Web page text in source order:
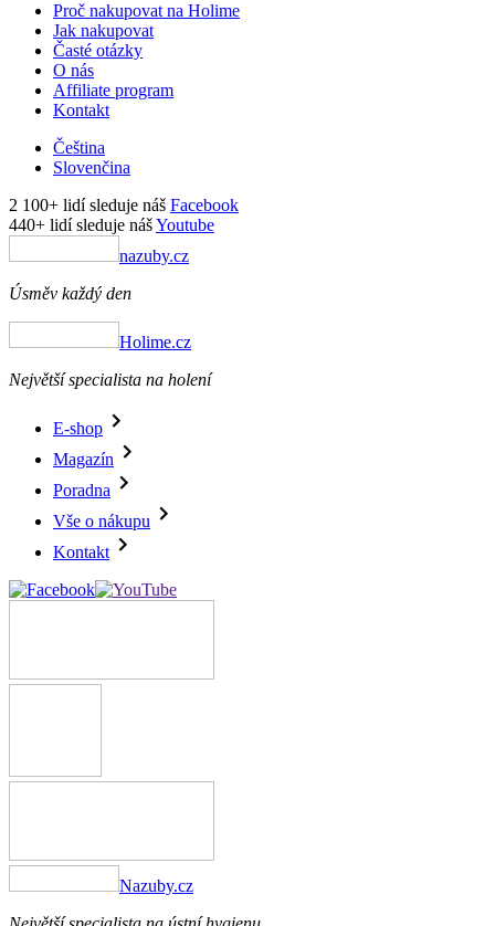
Proč nakupovat na Holime
Jak nakupovat
Časté otázky
O nás
Affiliate program
Kontakt
Čeština
Slovenčina
2 100+ lidí sleduje náš Facebook
440+ lidí sleduje nášYoutube
nazuby.cz
Úsměv každý den
Holime.cz
Největší specialista na holení
E-shop
Magazín
Poradna
Vše o nákupu
Kontakt
Nazuby.cz